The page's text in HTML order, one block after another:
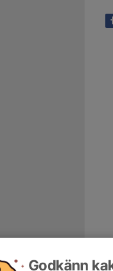
Godkänn